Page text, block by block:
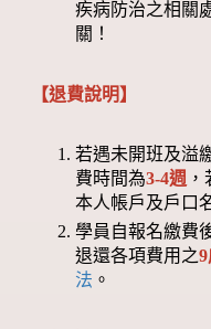
疾病防治之相關
關！
【退費說明】
若遇未開班及溢
費時間為3-4週
本人帳戶及戶口
學員自報名繳費
退還各項費用之
法 。